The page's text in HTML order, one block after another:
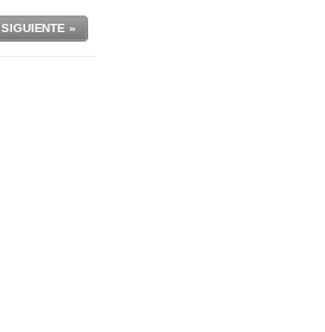
SIGUIENTE »